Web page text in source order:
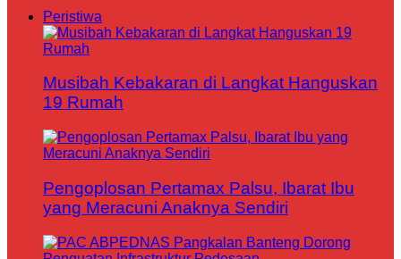
Peristiwa
Musibah Kebakaran di Langkat Hanguskan
19 Rumah
Pengoplosan Pertamax Palsu, Ibarat Ibu
yang Meracuni Anaknya Sendiri